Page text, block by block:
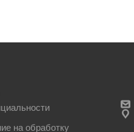
на обработку